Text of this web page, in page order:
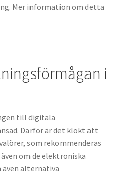
Mer information om detta
i
till digitala
Därför är det klokt att
som rekommenderas
om de elektroniska
även alternativa